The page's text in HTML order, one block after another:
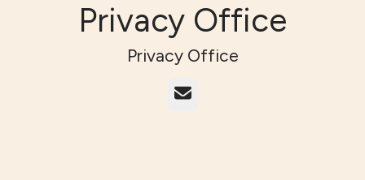
Privacy Office
Privacy Office
E-post